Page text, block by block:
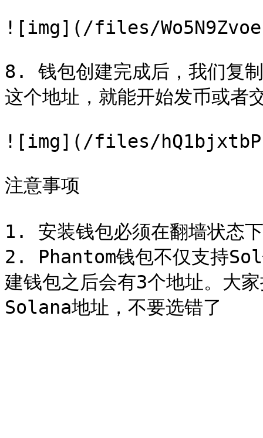
![img](/files/
8. 钱包创建完成后，我们复
这个地址，就能开始发币或者
![img](/files/
注意事项
1. 安装钱包必须在翻墙状态
2. Phantom钱包不仅支持Sol
建钱包之后会有3个地址。大